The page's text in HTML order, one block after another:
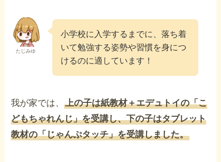
たじみゆ
小学校に入学するまでに、落ち着
いて勉強する姿勢や習慣を身につ
けるのに適しています！
我が家では、上の子は紙教材＋エデュトイの「こ
どもちゃれんじ」を受講し、下の子はタブレット
教材の「じゃんぷタッチ」を受講しました。